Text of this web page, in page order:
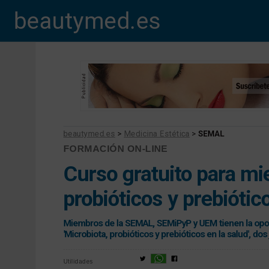
beautymed.es
beautymed.es > Medicina Estética >SEMAL
FORMACIÓN ON-LINE
Curso gratuito para
probióticos y
Miembros de la SEMAL, SEMiPyP y UEM tienen la
'Microbiota, probióticos y prebióticos en la salud',
Utilidades